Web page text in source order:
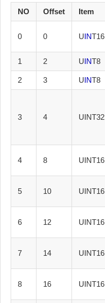
NO Offset Item
0 0 UINT16
1 2 UINT8
2 3 UINT8
3 4 UINT32
4 8 UINT16
5 10 UINT16
6 12 UINT16
7 14 UINT16
8 16 UINT16